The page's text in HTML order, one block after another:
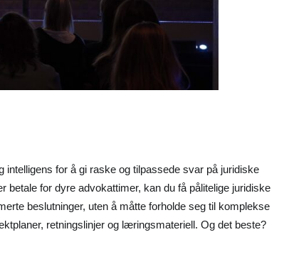
for å gi raske og tilpassede svar på juridiske
for dyre advokattimer, kan du få pålitelige juridiske
beslutninger, uten å måtte forholde seg til komplekse
retningslinjer og læringsmateriell. Og det beste?